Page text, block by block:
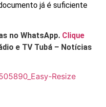
já é suficiente
no WhatsApp. Clique
e TV Tubá – Notícias